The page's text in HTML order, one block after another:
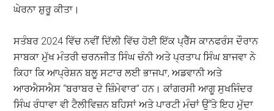
ਘੇਰਨਾ ਸ਼ੁਰੂ ਕੀਤਾ।
ਸਤੰਬਰ 2024 ਵਿੱਚ ਨਵੀਂ ਦਿੱਲੀ ਵਿੱਚ ਹੋਈ ਇੱਕ ਪ੍ਰੈੱਸ ਕਾਨਫਰੰਸ ਦੌਰਾਨ
ਸਾਬਕਾ ਮੁੱਖ ਮੰਤਰੀ ਚਰਨਜੀਤ ਸਿੰਘ ਚੰਨੀ ਅਤੇ ਪ੍ਰਤਾਪ ਸਿੰਘ ਬਾਜਵਾ ਨੇ
ਕਿਹਾ ਕਿ ਆਪ੍ਰੇਸ਼ਨ ਬਲੂ ਸਟਾਰ ਲਈ ਭਾਜਪਾ, ਅਡਵਾਨੀ ਅਤੇ
ਆਰਐਸਐਸ “ਬਰਾਬਰ ਦੇ ਜ਼ਿੰਮੇਵਾਰ” ਹਨ। ਕਾਂਗਰਸੀ ਆਗੂ ਸੁਖਜਿੰਦਰ
ਸਿੰਘ ਰੰਧਾਵਾ ਵੀ ਟੈਲੀਵਿਜ਼ਨ ਬਹਿਸਾਂ ਅਤੇ ਪਾਰਟੀ ਮੰਚਾਂ ਉੱਤੇ ਇਹ ਮੁੱਦਾ